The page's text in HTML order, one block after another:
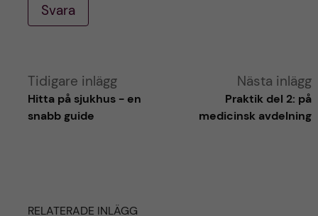
Svara
A
r
Tidigare inlägg
Hitta på sjukhus - en
snabb guide
Nästa inlägg
Praktik del 2: på
medicinsk avdelning
RELATERADE INLÄGG